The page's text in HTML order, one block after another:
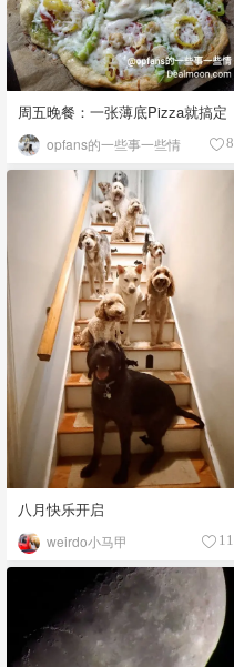
周五晚餐：一张薄底Pizza就搞定
opfans的一些事一些情 8
八月快乐开启
weirdo小马甲 11